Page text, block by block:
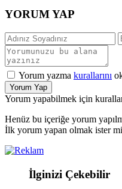
YORUM YAP
Yorum yazma kurallarını
Yorum Yap
Yorum yapabilmek için
Henüz bu içeriğe yorum
İlk yorum yapan olmak ister
İlginizi Çekebilir